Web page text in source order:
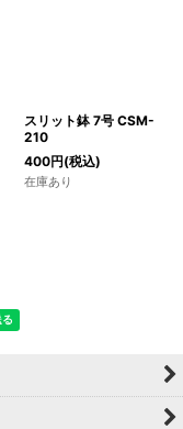
スリット鉢 7号 CSM-
210
400円(税込)
在庫あり